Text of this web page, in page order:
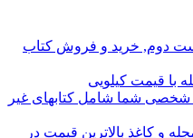
دوم, خرید و فروش کتاب
با قیمت کیلویی
شخصی شما شامل کتابهای غیر
و کاغذ بالاترین قیمت در